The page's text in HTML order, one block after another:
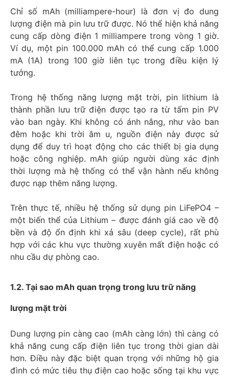
Chỉ số mAh (milliampere-hour) là đơn vị đo dung
lượng điện mà pin lưu trữ được. Nó thể hiện khả năng
cung cấp dòng điện 1 milliampere trong vòng 1 giờ.
Ví dụ, một pin 100.000 mAh có thể cung cấp 1.000
mA (1A) trong 100 giờ liên tục trong điều kiện lý
tưởng.
Trong hệ thống năng lượng mặt trời, pin lithium là
thành phần lưu trữ điện được tạo ra từ tấm pin PV
vào ban ngày. Khi không có ánh nắng, như vào ban
đêm hoặc khi trời âm u, nguồn điện này được sử
dụng để duy trì hoạt động cho các thiết bị gia dụng
hoặc công nghiệp. mAh giúp người dùng xác định
thời lượng mà hệ thống có thể vận hành nếu không
được nạp thêm năng lượng.
Trên thực tế, nhiều hệ thống sử dụng pin LiFePO4 –
một biến thể của Lithium – được đánh giá cao về độ
bền và độ ổn định khi xả sâu (deep cycle), rất phù
hợp với các khu vực thường xuyên mất điện hoặc có
nhu cầu dự phòng cao.
1.2. Tại sao mAh quan trọng trong lưu trữ năng
lượng mặt trời
Dung lượng pin càng cao (mAh càng lớn) thì càng có
khả năng cung cấp điện liên tục trong thời gian dài
hơn. Điều này đặc biệt quan trọng với những hộ gia
đình có mức tiêu thụ điện cao hoặc sống tại khu vực